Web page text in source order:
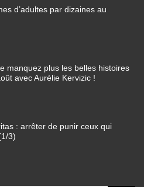
d’adultes par dizaines au
manquez plus les belles histoires
avec Aurélie Kervizic !
: arrêter de punir ceux qui
3)